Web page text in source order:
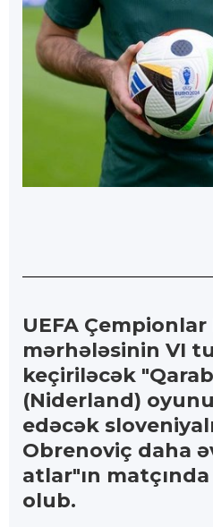
UEFA Çempionlar
mərhələsinin VI
keçiriləcək
(Niderland)
edəcək
Obrenoviç daha
atlar"ın matçında
olub.